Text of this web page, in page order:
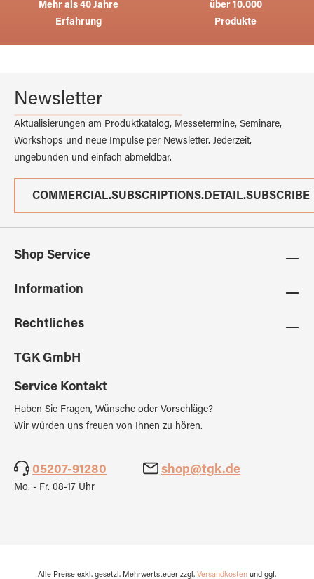
Mehr als 40 Jahre
Erfahrung
über 10.000
Produkte
Newsletter
Aktualisierungen am Produktkatalog, Messetermine, Seminare,
Workshops und neue Impulse per Newsletter. Jederzeit,
ungebunden und einfach abmeldbar.
COMMERCIAL.SUBSCRIPTIONS.DETAIL.SUBSCRIBE
Shop Service
Information
Rechtliches
TGK GmbH
Service Kontakt
Haben Sie Fragen, Wünsche oder Vorschläge?
Wir würden uns freuen von Ihnen zu hören.
05207-91280 shop@tgk.de
Mo. - Fr. 08-17 Uhr
Alle Preise exkl. gesetzl. Mehrwertsteuer zzgl. Versandkosten und ggf.